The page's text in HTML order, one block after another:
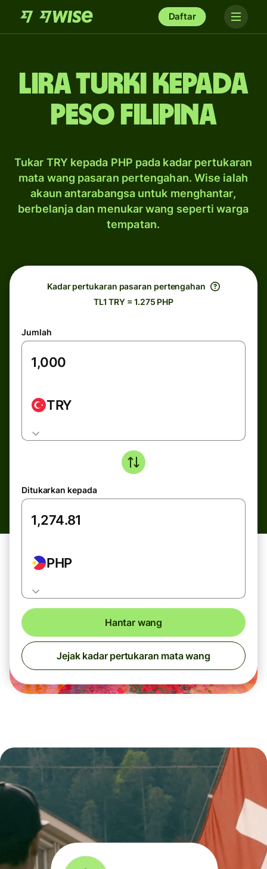
Daftar
lira Turki kepada
peso Filipina
Tukar TRY kepada PHP pada kadar pertukaran
mata wang pasaran pertengahan. Wise ialah
akaun antarabangsa untuk menghantar,
berbelanja dan menukar wang seperti warga
tempatan.
Kadar pertukaran pasaran pertengahan
TL1 TRY = 1.275 PHP
Jumlah
TRY
Ditukarkan kepada
PHP
Hantar wang
Jejak kadar pertukaran mata wang